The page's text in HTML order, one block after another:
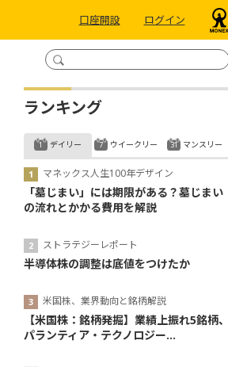
口座開設 ログイン
ランキング
デイリー
マネックス人生100年デザイン
「墓じまい」には期限がある？墓じまい
の流れとかかる費用を解説
ストラテジーレポート
半導体株の調整は底値をつけたか
米国株、業界動向と銘柄解説
【米国株：銘柄発掘】業績上振れ5銘柄、
パランティア・テクノロジー...
ウイークリー マンスリー